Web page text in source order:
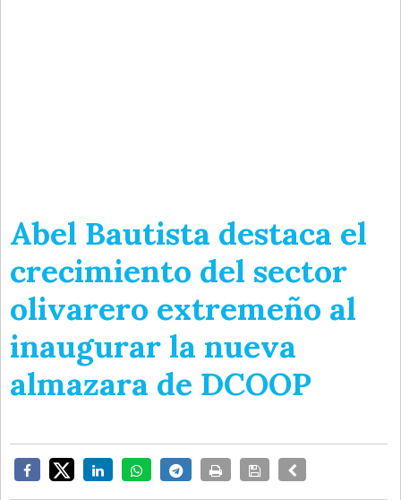
Abel Bautista destaca el
crecimiento del sector
olivarero extremeño al
inaugurar la nueva
almazara de DCOOP